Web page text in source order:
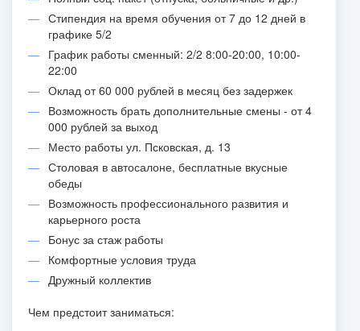
Стипендия на время обучения от 7 до 12 дней в
графике 5/2
График работы сменный: 2/2 8:00-20:00, 10:00-
22:00
Оклад от 60 000 рублей в месяц без задержек
Возможность брать дополнительные смены - от 4
000 рублей за выход
Место работы ул. Псковская, д. 13
Столовая в автосалоне, бесплатные вкусные
обеды
Возможность профессионального развития и
карьерного роста
Бонус за стаж работы
Комфортные условия труда
Дружный коллектив
Чем предстоит заниматься: